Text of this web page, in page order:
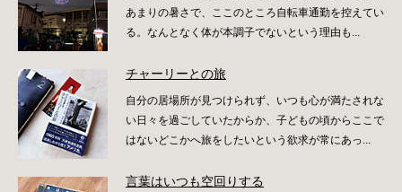
あまりの暑さで、ここのところ自転車通勤を控えてい
る。なんとなく体が本調子でないという理由も...
チャーリーとの旅
自分の居場所が見つけられず、いつも心が満たされな
い日々を過ごしていたからか、子どもの頃からここで
はないどこかへ旅をしたいという欲求が常にあっ...
言葉はいつも空回りする